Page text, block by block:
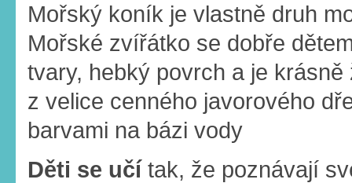
Mořský koník je vlastně druh
Mořské zvířátko se dobře
tvary, hebký povrch a je
z velice cenného javorového
barvami na bázi vody
Děti se učítak, že poznávají